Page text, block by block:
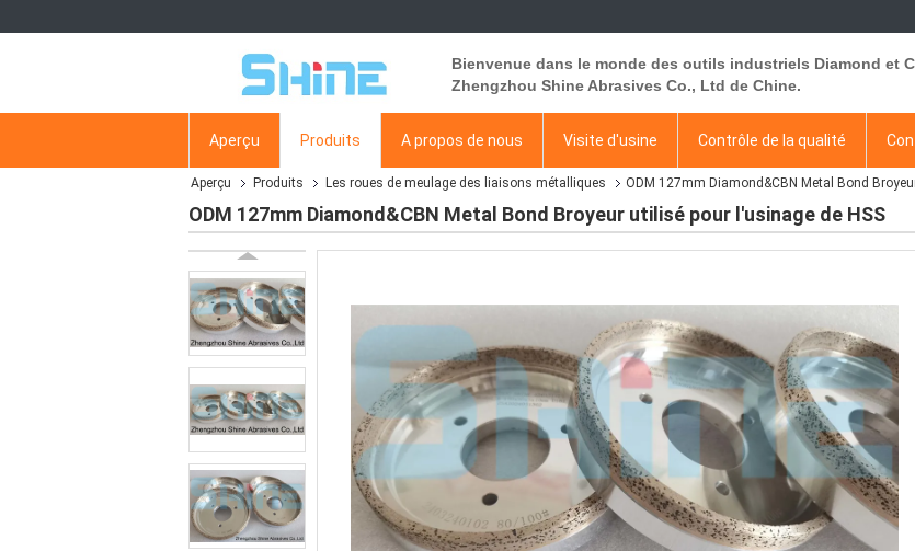
Bienvenue dans le monde des outils industriels Diamond et
Zhengzhou Shine Abrasives Co., Ltd de Chine.
Aperçu Produits A propos de nous Visite d'usine Contrôle de la qualité
Aperçu Produits Les roues de meulage des liaisons métalliques ODM 127mm Diamond&CBN Metal Bond
ODM 127mm Diamond&CBN Metal Bond Broyeur utilisé pour l'usinage de HSS